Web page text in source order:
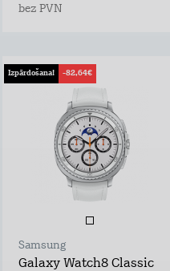
bez PVN
Izpārdošana! -82,64€
Samsung
Galaxy Watch8 Classic